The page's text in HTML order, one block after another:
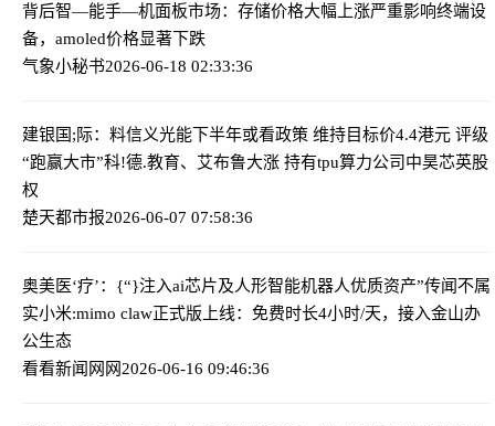
背后智—能手—机面板市场：存储价格大幅上涨严重影响终端设
备，amoled价格显著下跌
气象小秘书2026-06-18 02:33:36
建银国;际：料信义光能下半年或看政策 维持目标价4.4港元 评级
“跑赢大市”科!德.教育、艾布鲁大涨 持有tpu算力公司中昊芯英股
权
楚天都市报2026-06-07 07:58:36
奥美医‘疗’：{“}注入ai芯片及人形智能机器人优质资产”传闻不属
实小米:mimo claw正式版上线：免费时长4小时/天，接入金山办
公生态
看看新闻网网2026-06-16 09:46:36